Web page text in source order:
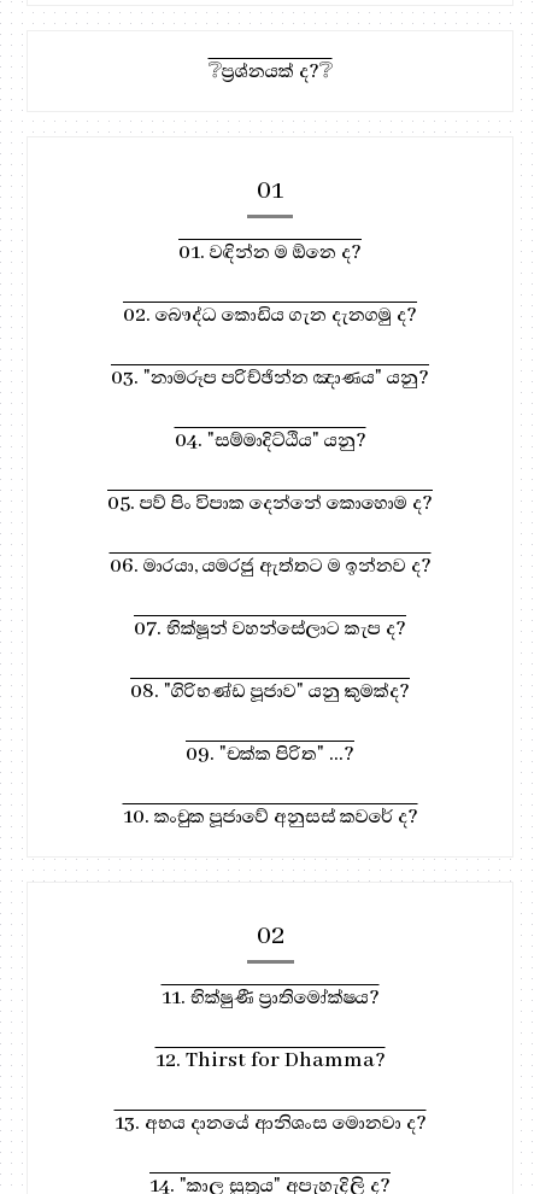
❔ප්‍රශ්නයක් ද?❔
01
01. වඳින්න ම ඕනෙ ද?
02. බෞද්ධ කොඩිය ගැන දැනගමු ද?
03. "නාමරූප පරිච්ඡින්න ඤාණය" යනු?
04. "සම්මාදිට්ඨිය" යනු?
05. පව් පිං විපාක දෙන්නේ කොහොම ද?
06. මාරයා, යමරජු ඇත්තට ම ඉන්නව ද?
07. භික්ෂූන් වහන්සේලාට කැප ද?
08. "ගිරිභණ්ඩ පූජාව" යනු කුමක්ද?
09. "චක්ක පිරිත" ...?
10. කංචුක පූජාවේ අනුසස් කවරේ ද?
02
11. භික්ෂුණී ප්‍රාතිමෝක්ෂය?
12. Thirst for Dhamma?
13. අභය දානයේ ආනිශංස මොනවා ද?
14. "කාල සූත්‍රය" අපැහැදිලි ද?